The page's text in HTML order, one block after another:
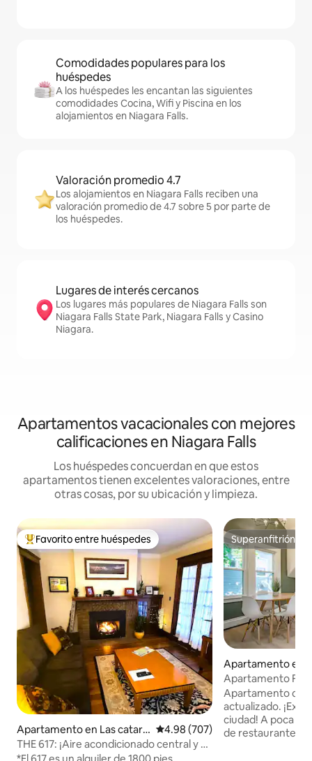
Comodidades populares para los
huéspedes
A los huéspedes les encantan las siguientes
comodidades Cocina, Wifi y Piscina en los
alojamientos en Niagara Falls.
Valoración promedio 4.7
Los alojamientos en Niagara Falls reciben una
valoración promedio de 4.7 sobre 5 por parte de
los huéspedes.
Lugares de interés cercanos
Los lugares más populares de Niagara Falls son
Niagara Falls State Park, Niagara Falls y Casino
Niagara.
Apartamentos vacacionales con mejores
calificaciones en Niagara Falls
Los huéspedes concuerdan en que estos
apartamentos tienen excelentes valoraciones, entre
otras cosas, por su ubicación y limpieza.
Favorito entre huéspedes preferido
Favorito entre huéspedes
Apartamento en Las catara
tas del Niágara
Calificación promedio: 4.98 de
4.98 (707)
THE 617: ¡Aire acondicionado central y a
5 minutos a pie de Falls Park!
Superanfitrión
Superanfitrión
Apartamento en
Village
Apartamento
superior
Apartamento de
actualizado.
ciudad! A poca
de restaurantes y